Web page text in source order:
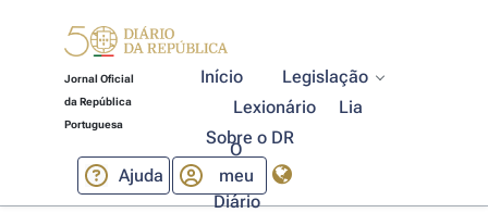
Jornal Oficial
da República
Portuguesa
Início
Legislação
Lexionário
Lia
Sobre o DR
Ajuda
O
meu
Diário